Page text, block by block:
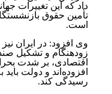
داد که این تغییرات
تأمین حقوق
است.
وی افزود: در ایران
زودهنگام و تشکیل
اقتصادی، بر شدت
افزوده‌اند و دولت
رسیدگی کند.